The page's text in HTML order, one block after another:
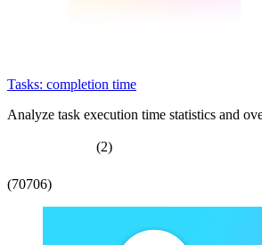
Tasks: completion time
Analyze task execution time statistics and
(2)
(70706)